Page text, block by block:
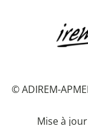
© ADIREM-
Mise à